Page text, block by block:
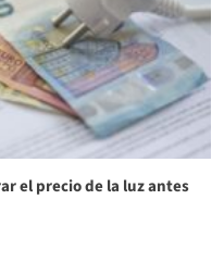
el precio de la luz antes